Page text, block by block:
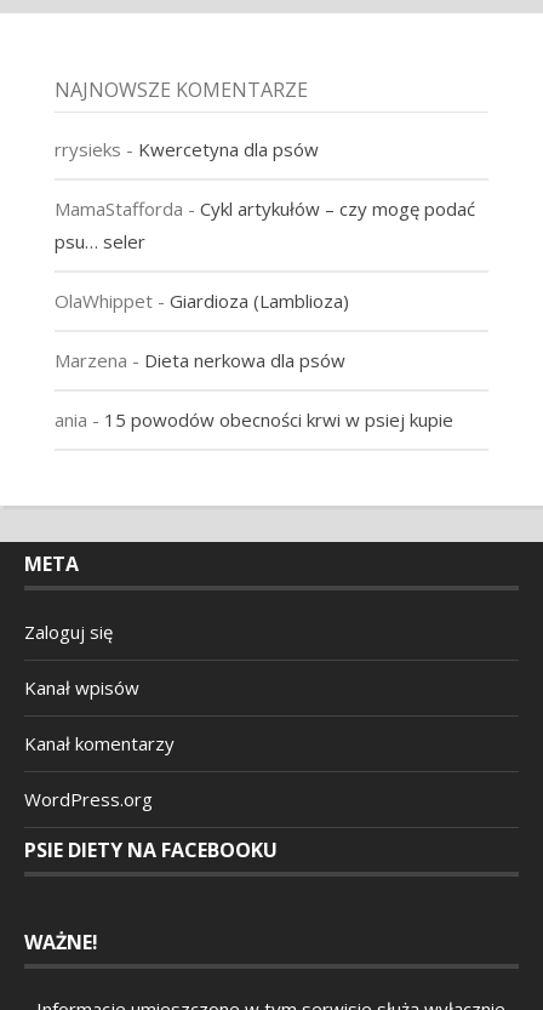
NAJNOWSZE KOMENTARZE
rrysieks - Kwercetyna dla psów
MamaStafforda - Cykl artykułów – czy mogę podać
psu… seler
OlaWhippet- Giardioza (Lamblioza)
Marzena - Dieta nerkowa dla psów
ania - 15 powodów obecności krwi w psiej kupie
META
Zaloguj się
Kanał wpisów
Kanał komentarzy
WordPress.org
PSIE DIETY NA FACEBOOKU
WAŻNE!